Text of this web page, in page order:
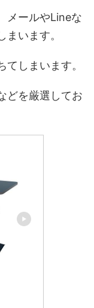
メールやLineな
います。
しまいます。
どを厳選してお